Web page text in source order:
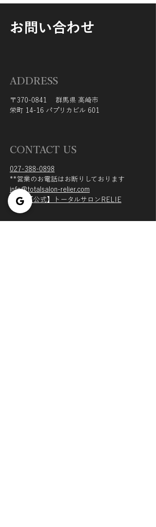
お問い合わせ
ADDRESS
CONTACT US
027-388-0898
​**営業のお電話はお断りしております
info@totalsalon-relier.com
LINE【公式】トータルサロンRELIE
〒370-0841 群馬県 高崎市
栄町 14-16 パプリカビル 601